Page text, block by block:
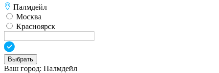
Палмдейл
Москва
Красноярск
Выбрать
Ваш город: Палмдейл